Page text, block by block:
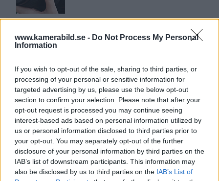
www.kamerabild.se - Do Not Process My Personal
Information
If you wish to opt-out of the sale, sharing to third parties, or
processing of your personal or sensitive information for
targeted advertising by us, please use the below opt-out
section to confirm your selection. Please note that after your
opt-out request is processed you may continue seeing
interest-based ads based on personal information utilized by
us or personal information disclosed to third parties prior to
your opt-out. You may separately opt-out of the further
disclosure of your personal information by third parties on the
IAB’s list of downstream participants. This information may
also be disclosed by us to third parties on the IAB’s List of
F3 Foto – Sveriges nya
fotodagar till Göteborg,
Dolby Vision 2 lanseras –
nästa generation HDR
ger bättre bild